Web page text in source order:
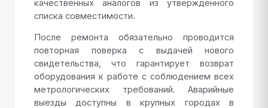
качественных аналогов из утверждённого
списка совместимости.
После ремонта обязательно проводится
повторная поверка с выдачей нового
свидетельства, что гарантирует возврат
оборудования к работе с соблюдением всех
метрологических требований. Аварийные
выезды доступны в крупных городах в